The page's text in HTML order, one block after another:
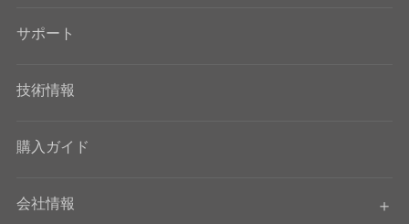
サポート
技術情報
購入ガイド
会社情報